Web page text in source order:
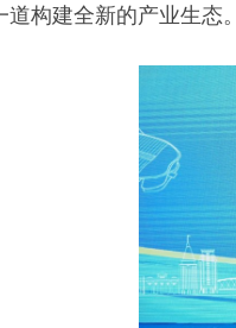
道构建全新的产业生态。